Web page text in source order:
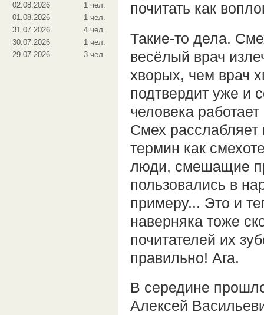
02.08.2026
1 чел.
01.08.2026
1 чел.
31.07.2026
4 чел.
30.07.2026
1 чел.
29.07.2026
3 чел.
почитать как
Такие-то дела.
весёлый врач
хворых, чем врач
подтвердит уже и
человека
Смех расслабляет
термин как
люди, смешащие
пользовались в
примеру... Это и
наверняка тоже
почитателей их
правильно! Ага.
В середине
Алексей